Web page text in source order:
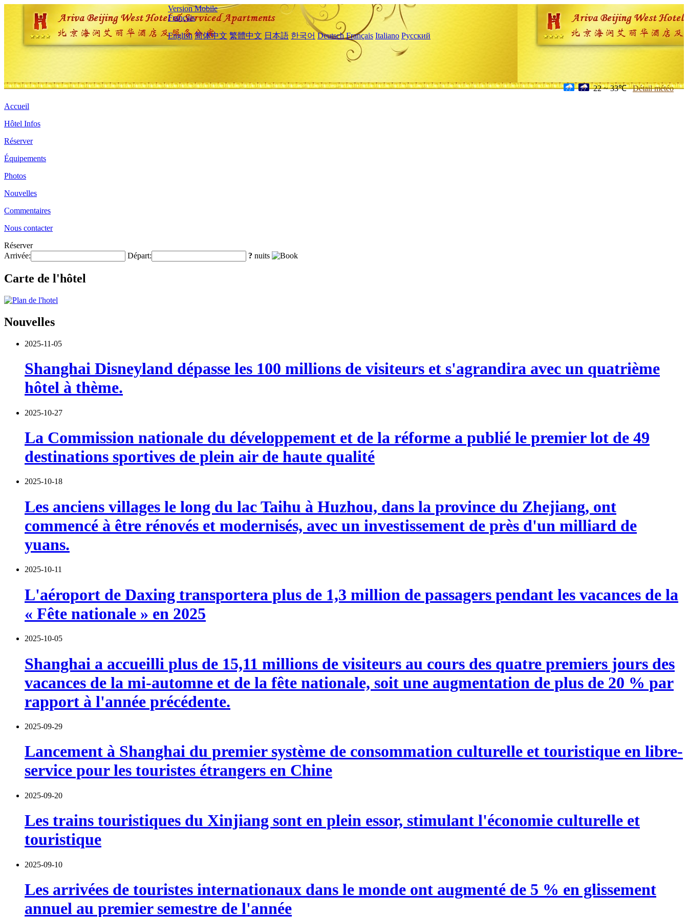
Version Mobile
Français
English 简体中文 繁體中文 日本語 한국어 Deutsch Français Italiano Русский
22 ~ 33℃ Détail météo
Accueil
Hôtel Infos
Réserver
Équipements
Photos
Nouvelles
Commentaires
Nous contacter
Réserver
Arrivée:
Départ: ? nuits
Carte de l'hôtel
Nouvelles
2025-11-05
Shanghai Disneyland dépasse les 100 millions de visiteurs et s'agrandira avec un quatrième
hôtel à thème.
2025-10-27
La Commission nationale du développement et de la réforme a publié le premier lot de 49
destinations sportives de plein air de haute qualité
2025-10-18
Les anciens villages le long du lac Taihu à Huzhou, dans la province du Zhejiang, ont
commencé à être rénovés et modernisés, avec un investissement de près d'un milliard de
yuans.
2025-10-11
L'aéroport de Daxing transportera plus de 1,3 million de passagers pendant les vacances de la
« Fête nationale » en 2025
2025-10-05
Shanghai a accueilli plus de 15,11 millions de visiteurs au cours des quatre premiers jours des
vacances de la mi-automne et de la fête nationale, soit une augmentation de plus de 20 % par
rapport à l'année précédente.
2025-09-29
Lancement à Shanghai du premier système de consommation culturelle et touristique en libre-
service pour les touristes étrangers en Chine
2025-09-20
Les trains touristiques du Xinjiang sont en plein essor, stimulant l'économie culturelle et
touristique
2025-09-10
Les arrivées de touristes internationaux dans le monde ont augmenté de 5 % en glissement
annuel au premier semestre de l'année